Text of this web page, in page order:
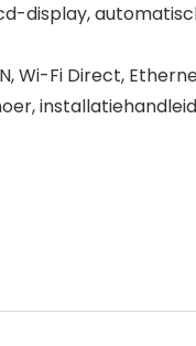
display,
Wi-Fi Direct,